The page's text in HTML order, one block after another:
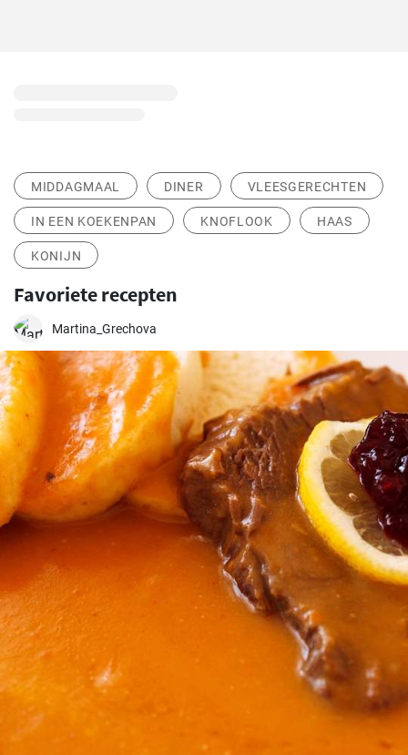
MIDDAGMAAL DINER VLEESGERECHTEN
IN EEN KOEKENPAN KNOFLOOK HAAS
KONIJN
Favoriete recepten
Martina_Grechova